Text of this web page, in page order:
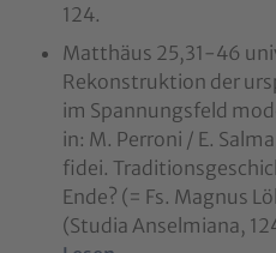
124.
Matthäus 25,31-46
Rekonstruktion der
im Spannungsfeld
in: M. Perroni / E.
fidei.
Ende? (= Fs. Magnus
(Studia Anselmiana,